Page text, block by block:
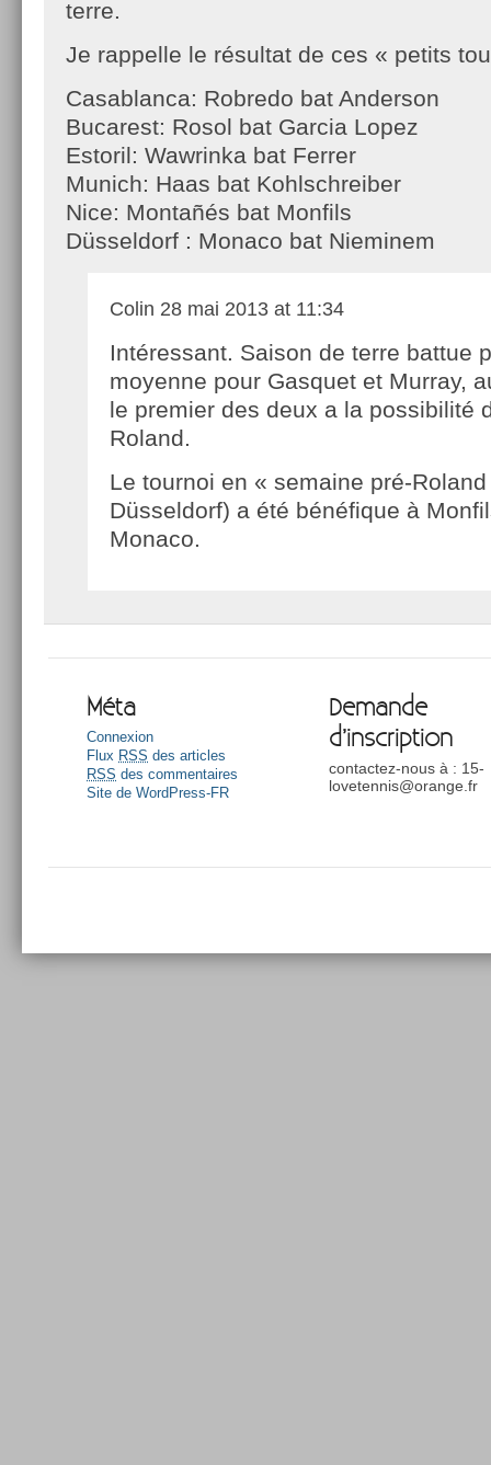
terre.
Je rappelle le résultat de ces « petits
Casablanca: Robredo bat Anderson
Bucarest: Rosol bat Garcia Lopez
Estoril: Wawrinka bat Ferrer
Munich: Haas bat Kohlschreiber
Nice: Montañés bat Monfils
Düsseldorf : Monaco bat Nieminem
Colin 28 mai 2013 at 11:34
Intéressant. Saison de terre battue
moyenne pour Gasquet et Murray,
le premier des deux a la possibilité
Roland.
Le tournoi en « semaine pré-
Düsseldorf) a été bénéfique à
Monaco.
Méta
Connexion
Flux RSS des articles
RSS des commentaires
Site de WordPress-FR
Demande
d’inscription
contactez-nous à : 15-
lovetennis@orange.fr